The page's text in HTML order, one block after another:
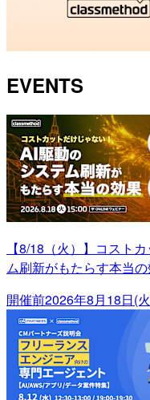
EVENTS
【8/18（火）】コスト
ム刷新がもたらす本当
開催前2026年8月18日(